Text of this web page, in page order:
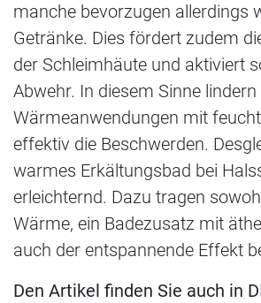
manche bevorzugen allerdings
Getränke. Dies fördert zudem
der Schleimhäute und aktiviert
Abwehr. In diesem Sinne
Wärmeanwendungen mit
effektiv die Beschwerden.
warmes Erkältungsbad bei
erleichternd. Dazu tragen
Wärme, ein Badezusatz mit
auch der entspannende Effekt
Den Artikel finden Sie auch in